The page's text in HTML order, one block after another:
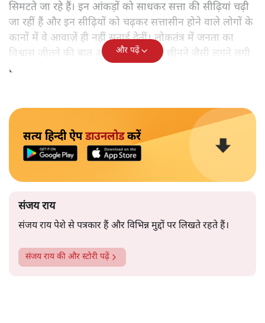
सिमटते जा रहे हैं। इन आंकड़ों को साधकर सत्ता की सीढ़ियां चढ़ी
जा रहीं हैं और इन सीढ़ियों को चढ़कर सत्तासीन होने वाले लोगों के
कानों में वे आवाज़ें ही नहीं सुनाई देतीं। लोकतंत्र में जनता का
विश्वास जीतने की बात अब उनका विश्वास छीनने जैसी लगने लगी
है। इस विश्वास का अपहरण होते देख भी जनता ख़ामोश है?
और पढ़ें
सत्य हिन्दी ऐपडाउनलोडकरें
संजय राय
संजय राय पेशे से पत्रकार हैं और विभिन्न मुद्दों पर लिखते रहते हैं।
संजय रायकी और स्टोरी पढ़ें